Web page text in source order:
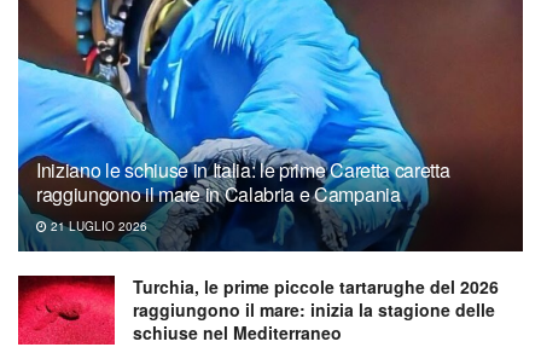
Iniziano le schiuse in Italia: le prime Caretta caretta
raggiungono il mare in Calabria e Campania
21 LUGLIO 2026
Turchia, le prime piccole tartarughe del 2026
raggiungono il mare: inizia la stagione delle
schiuse nel Mediterraneo